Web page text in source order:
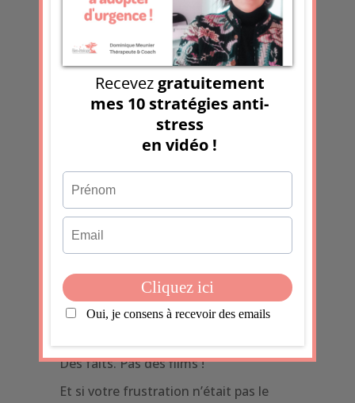
Ce site utilise Akismet pour réduire les
indésirables.En savoir plus sur la façon
dont les données de vos
commentaires sont traitées.
Les derniers articles
Pourquoi faisons-nous passer tout le
monde avant nous ?
30 jours de journaling émotionnel :
l’expérience que je teste en ce moment
Des faits. Pas des films !
Et si votre frustration n’était pas le